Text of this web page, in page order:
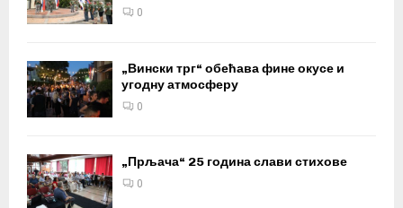
0
„Вински трг“ обећава фине окусе и
угодну атмосферу
0
„Прљача“ 25 година слави стихове
0